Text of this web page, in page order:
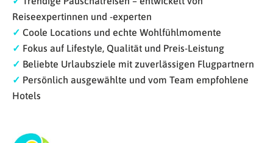
Reiseexpertinnen und -experten
✓ Coole Locations und echte Wohlfühlmomente
✓ Fokus auf Lifestyle, Qualität und Preis-Leistung
✓ Beliebte Urlaubsziele mit zuverlässigen Flugpartnern
✓ Persönlich ausgewählte und vom Team empfohlene
Hotels